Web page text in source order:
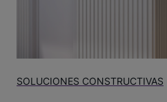
SOLUCIONES CONSTRUCTIVAS